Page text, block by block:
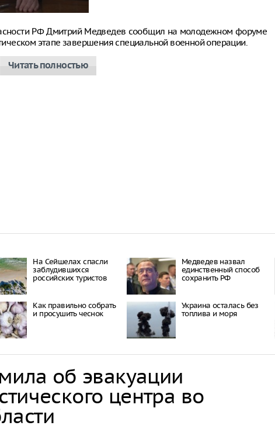
РФ Дмитрий Медведев сообщил на молодежном форуме
этапе завершения специальной военной операции.
Читать полностью
На Сейшелах спасли
заблудившихся
российских туристов
Медведев назвал
единственный способ
сохранить РФ
Как правильно собрать
и просушить чеснок
Украина осталась без
топлива и моря
об эвакуации
центра во